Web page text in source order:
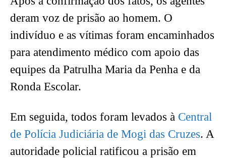
deram voz de prisão ao homem. O
indivíduo e as vítimas foram encaminhados
para atendimento médico com apoio das
equipes da Patrulha Maria da Penha e da
Ronda Escolar.
Em seguida, todos foram levados à Central
de Polícia Judiciária de Mogi das Cruzes. A
autoridade policial ratificou a prisão em